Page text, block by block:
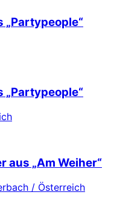
„Partypeople“
„Partypeople“
aus „Am Weiher“
/ Österreich